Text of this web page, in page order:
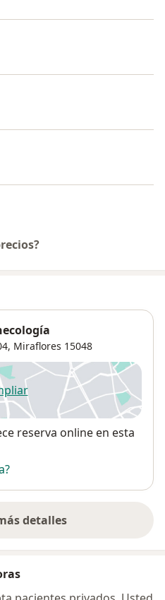
Miraflores 15048
se abre en una nueva
reserva online en esta
detalles
sobre la dirección